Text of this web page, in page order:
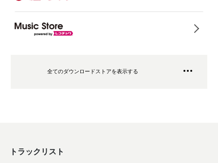
全てのダウンロードストアを表示する
トラックリスト